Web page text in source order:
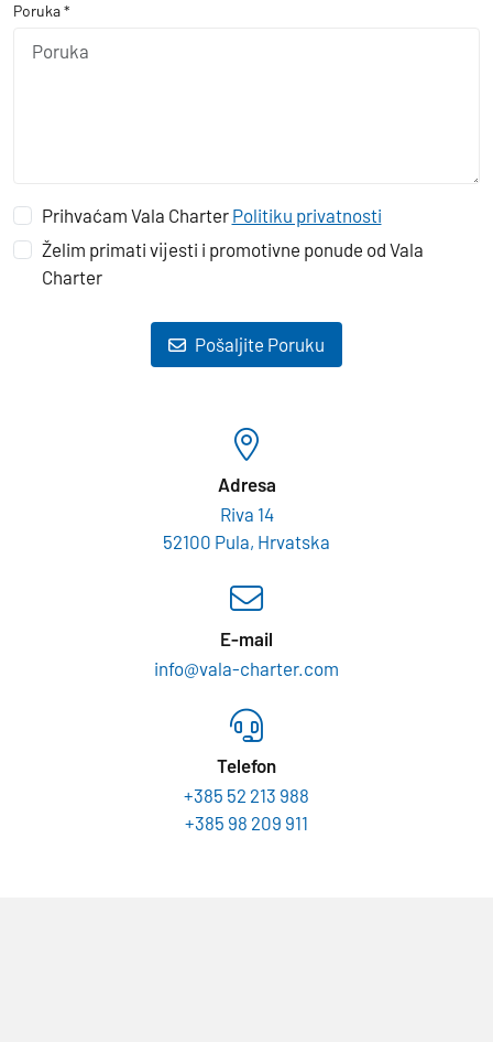
Poruka *
Prihvaćam Vala Charter Politiku privatnosti
Želim primati vijesti i promotivne ponude od Vala
Charter
Pošaljite Poruku
Adresa
Riva 14
52100 Pula, Hrvatska
E-mail
info@vala-charter.com
Telefon
+385 52 213 988
+385 98 209 911